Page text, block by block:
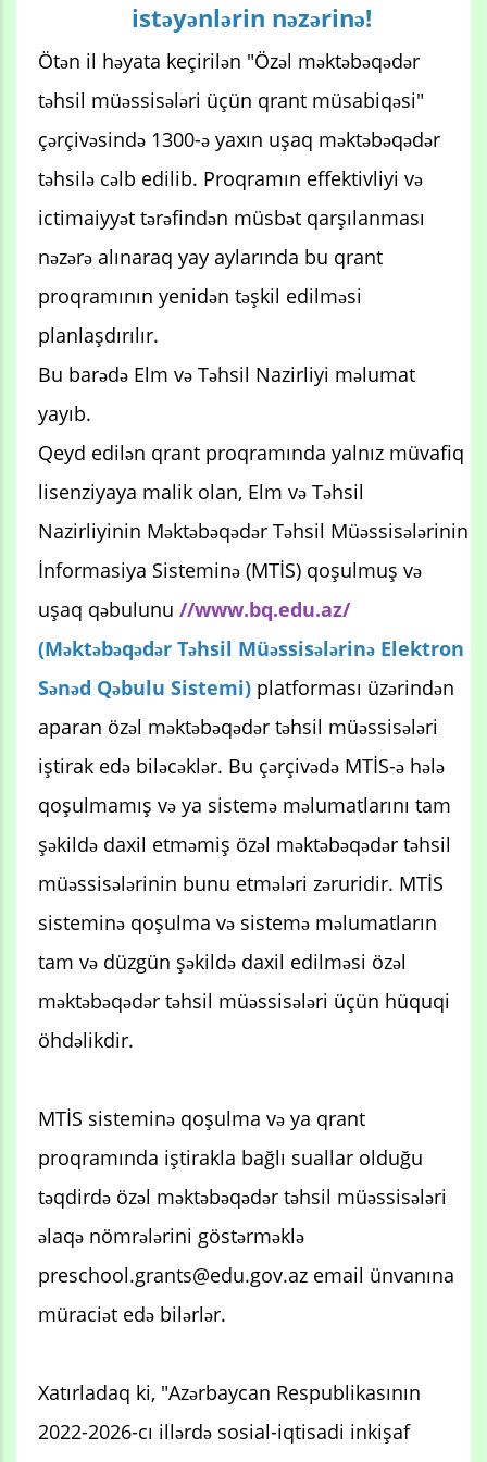
istəyənlərin nəzərinə!
Ötən il həyata keçirilən "Özəl məktəbəqədər
təhsil müəssisələri üçün qrant müsabiqəsi"
çərçivəsində 1300-ə yaxın uşaq məktəbəqədər
təhsilə cəlb edilib. Proqramın effektivliyi və
ictimaiyyət tərəfindən müsbət qarşılanması
nəzərə alınaraq yay aylarında bu qrant
proqramının yenidən təşkil edilməsi
planlaşdırılır.
Bu barədə Elm və Təhsil Nazirliyi məlumat
yayıb.
Qeyd edilən qrant proqramında yalnız müvafiq
lisenziyaya malik olan, Elm və Təhsil
Nazirliyinin Məktəbəqədər Təhsil Müəssisələrinin
İnformasiya Sisteminə (MTİS) qoşulmuş və
uşaq qəbulunu //www.bq.edu.az/
(Məktəbəqədər Təhsil Müəssisələrinə Elektron
Sənəd Qəbulu Sistemi) platforması üzərindən
aparan özəl məktəbəqədər təhsil müəssisələri
iştirak edə biləcəklər. Bu çərçivədə MTİS-ə hələ
qoşulmamış və ya sistemə məlumatlarını tam
şəkildə daxil etməmiş özəl məktəbəqədər təhsil
müəssisələrinin bunu etmələri zəruridir. MTİS
sisteminə qoşulma və sistemə məlumatların
tam və düzgün şəkildə daxil edilməsi özəl
məktəbəqədər təhsil müəssisələri üçün hüquqi
öhdəlikdir.
MTİS sisteminə qoşulma və ya qrant
proqramında iştirakla bağlı suallar olduğu
təqdirdə özəl məktəbəqədər təhsil müəssisələri
əlaqə nömrələrini göstərməklə
preschool.grants@edu.gov.az email ünvanına
müraciət edə bilərlər.
Xatırladaq ki, "Azərbaycan Respublikasının
2022-2026-cı illərdə sosial-iqtisadi inkişaf